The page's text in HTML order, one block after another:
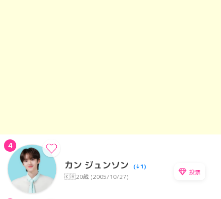
4
カン ジュンソン
(↓1)
🇰🇷20歳 (2005/10/27)
投票